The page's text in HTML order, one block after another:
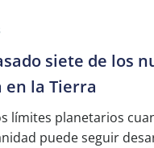
siete de los
en la Tierra
límites planetarios
puede seguir